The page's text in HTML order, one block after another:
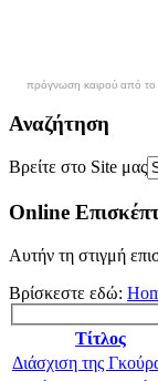
πρόγνωση καιρού από
Αναζήτηση
Βρείτε στο Site μας
Online
Αυτήν τη στιγμή
Βρίσκεστε εδώ:
Τίτλος
Διάσχιση της